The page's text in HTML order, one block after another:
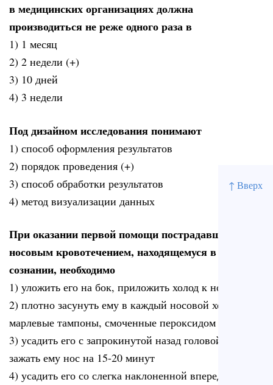
↑ Вверх
в медицинских организациях должна
производиться не реже одного раза в
1) 1 месяц
2) 2 недели (+)
3) 10 дней
4) 3 недели
Под дизайном исследования понимают
1) способ оформления результатов
2) порядок проведения (+)
3) способ обработки результатов
4) метод визуализации данных
При оказании первой помощи пострадавшему с
носовым кровотечением, находящемуся в
сознании, необходимо
1) уложить его на бок, приложить холод к носу
2) плотно засунуть ему в каждый носовой ход ватно-
марлевые тампоны, смоченные пероксидом водорода
3) усадить его с запрокинутой назад головой и
зажать ему нос на 15-20 минут
4) усадить его со слегка наклоненной вперед головой